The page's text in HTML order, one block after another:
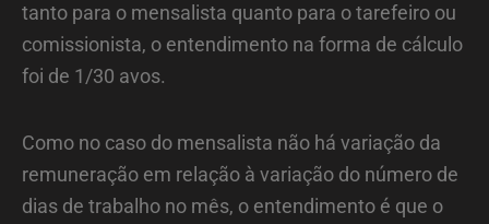
tanto para o mensalista quanto para o tarefeiro ou
comissionista, o entendimento na forma de cálculo
foi de 1/30 avos.
Como no caso do mensalista não há variação da
remuneração em relação à variação do número de
dias de trabalho no mês, o entendimento é que o